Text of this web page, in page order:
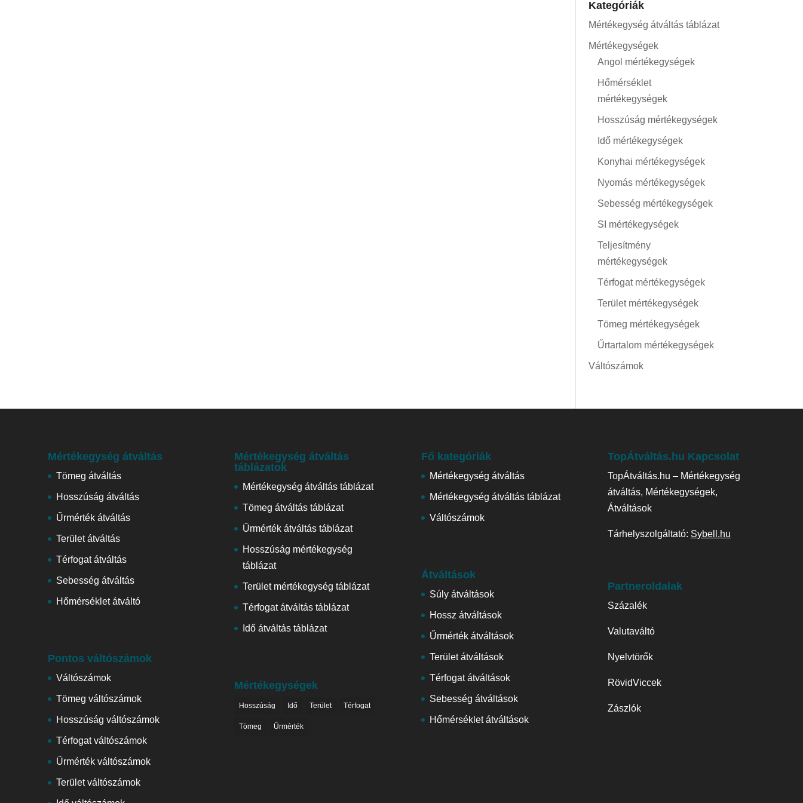
Kategóriák
Mértékegység átváltás táblázat
Mértékegységek
Angol mértékegységek
Hőmérséklet
mértékegységek
Hosszúság mértékegységek
Idő mértékegységek
Konyhai mértékegységek
Nyomás mértékegységek
Sebesség mértékegységek
SI mértékegységek
Teljesítmény
mértékegységek
Térfogat mértékegységek
Terület mértékegységek
Tömeg mértékegységek
Űrtartalom mértékegységek
Váltószámok
Mértékegység átváltás
Tömeg átváltás
Hosszúság átváltás
Űrmérték átváltás
Terület átváltás
Térfogat átváltás
Sebesség átváltás
Hőmérséklet átváltó
Pontos váltószámok
Váltószámok
Tömeg váltószámok
Hosszúság váltószámok
Térfogat váltószámok
Űrmérték váltószámok
Terület váltószámok
Mértékegység átváltás
táblázatok
Mértékegység átváltás táblázat
Tömeg átváltás táblázat
Űrmérték átváltás táblázat
Hosszúság mértékegység
táblázat
Terület mértékegység táblázat
Térfogat átváltás táblázat
Idő átváltás táblázat
Mértékegységek
Hosszúság Idő Terület Térfogat
Tömeg Űrmérték
Fő kategóriák
Mértékegység átváltás
Mértékegység átváltás táblázat
Váltószámok
Átváltások
Súly átváltások
Hossz átváltások
Űrmérték átváltások
Terület átváltások
Térfogat átváltások
Sebesség átváltások
Hőmérséklet átváltások
TopÁtváltás.hu Kapcsolat
TopÁtváltás.hu – Mértékegység
átváltás, Mértékegységek,
Átváltások
Tárhelyszolgáltató: Sybell.hu
Partneroldalak
Százalék
Valutaváltó
Nyelvtörők
RövidViccek
Zászlók